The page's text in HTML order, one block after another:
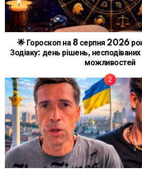
🌟 Гороскоп на 8 серпня 2026
Зодіаку: день рішень, несподіваних
можливостей